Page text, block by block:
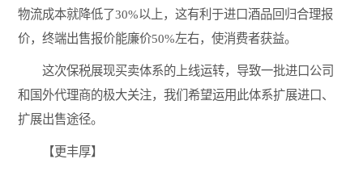
物流成本就降低了30%以上，这有利于进口酒品回归合理报
价，终端出售报价能廉价50%左右，使消费者获益。
这次保税展现买卖体系的上线运转，导致一批进口公司
和国外代理商的极大关注，我们希望运用此体系扩展进口、
扩展出售途径。
【更丰厚】